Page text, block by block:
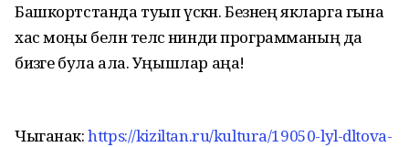
Башкортстанда туып үскән. Безнең якларга гына
хас моңы белән теләсә нинди программаның да
бизәге була ала. Уңышлар аңа!
Чыганак:https://kiziltan.ru/kultura/19050-lyl-dltova-